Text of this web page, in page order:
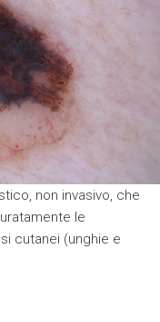
non invasivo, che
le
cutanei (unghie e